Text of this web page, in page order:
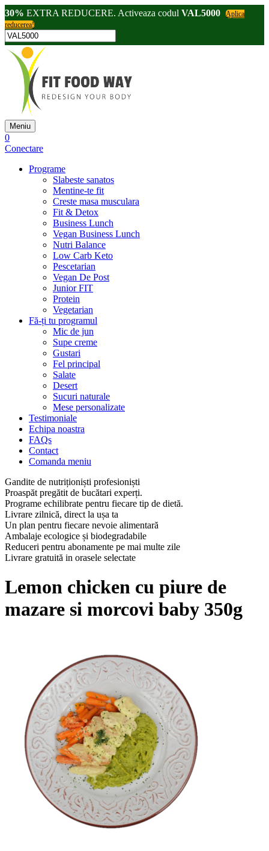
30% EXTRA REDUCERE. Activeaza codul VAL5000
Aplica
reducerea!
Meniu
0
Conectare
Programe
Slabeste sanatos
Mentine-te fit
Creste masa musculara
Fit & Detox
Business Lunch
Vegan Business Lunch
Nutri Balance
Low Carb Keto
Pescetarian
Vegan De Post
Junior FIT
Protein
Vegetarian
Fă-ți tu programul
Mic de jun
Supe creme
Gustari
Fel principal
Salate
Desert
Sucuri naturale
Mese personalizate
Testimoniale
Echipa noastra
FAQs
Contact
Comanda meniu
Gandite de nutriționiști profesioniști
Proaspăt pregătit de bucătari experți.
Programe echilibrate pentru fiecare tip de dietă.
Livrare zilnică, direct la ușa ta
Un plan pentru fiecare nevoie alimentară
Ambalaje ecologice și biodegradabile
Reduceri pentru abonamente pe mai multe zile
Livrare gratuită in orasele selectate
Lemon chicken cu piure de
mazare si morcovi baby 350g